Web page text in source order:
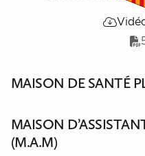
MAISON DE SANTÉ
MAISON
(M.A.M)